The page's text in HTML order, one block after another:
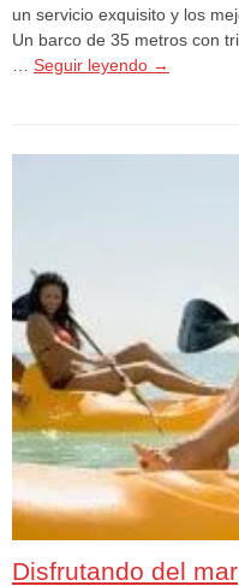
un servicio exquisito y los
Un barco de 35 metros con
Seguir leyendo →
Disfrutando del mar